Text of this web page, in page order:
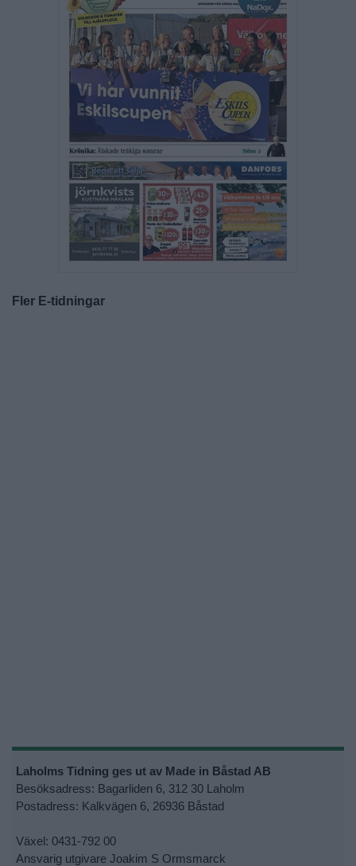
Fler E-tidningar
Laholms Tidning ges ut av Made in Båstad AB
Besöksadress: Bagarliden 6, 312 30 Laholm
Postadress: Kalkvägen 6, 26936 Båstad
Växel: 0431-792 00
Ansvarig utgivare Joakim S Ormsmarck